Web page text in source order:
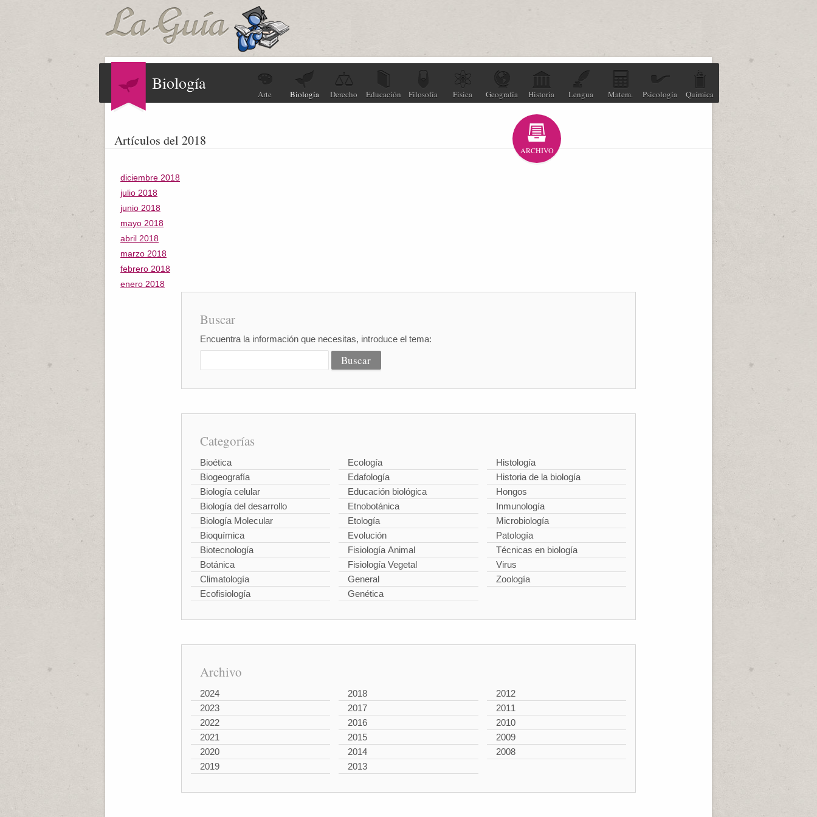
Biología
Arte Biología Derecho Educación Filosofía Física Geografía Historia Lengua Matem. Psicología Química
Artículos del 2018
ARCHIVO
diciembre 2018
julio 2018
junio 2018
mayo 2018
abril 2018
marzo 2018
febrero 2018
enero 2018
Buscar
Encuentra la información que necesitas, introduce el tema:
Categorías
Bioética
Biogeografía
Biología celular
Biología del desarrollo
Biología Molecular
Bioquímica
Biotecnología
Botánica
Climatología
Ecofisiología
Ecología
Edafología
Educación biológica
Etnobotánica
Etología
Evolución
Fisiología Animal
Fisiología Vegetal
General
Genética
Histología
Historia de la biología
Hongos
Inmunología
Microbiología
Patología
Técnicas en biología
Virus
Zoología
Archivo
2024
2023
2022
2021
2020
2019
2018
2017
2016
2015
2014
2013
2012
2011
2010
2009
2008